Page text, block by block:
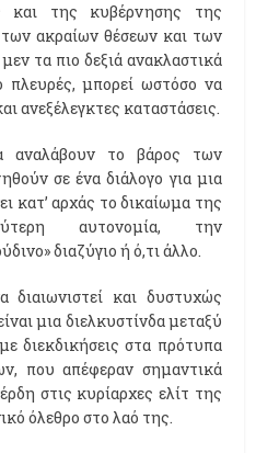
και της κυβέρνησης της
των ακραίων θέσεων και των
τα πιο δεξιά ανακλαστικά
πλευρές, μπορεί ωστόσο να
ανεξέλεγκτες καταστάσεις.
αναλάβουν το βάρος των
σε ένα διάλογο για μια
κατ’ αρχάς το δικαίωμα της
αυτονομία, την
διαζύγιο ή ό,τι άλλο.
και δυστυχώς
μια διελκυστίνδα μεταξύ
διεκδικήσεις στα πρότυπα
που απέφεραν σημαντικά
στις κυρίαρχες ελίτ της
όλεθρο στο λαό της.